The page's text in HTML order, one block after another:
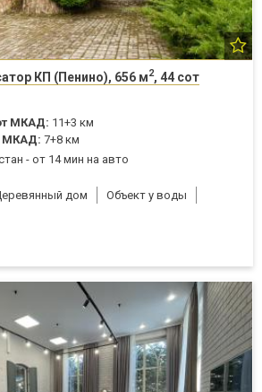
КП (Пенино), 656 м2, 44 сот
МКАД: 11+3 км
МКАД: 7+8 км
- от 14 мин на авто
дом
Объект у воды